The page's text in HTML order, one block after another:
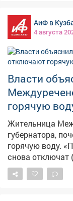
АиФ в
4 августа
Власти
горячую
Жительница
губернатора,
горячую воду. «Проживаем по Юдина, 1. 4 августа
снова отключат
каких
людьми?» - пишет Евгения.